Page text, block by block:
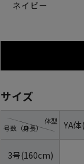
ネイビー
サイズ
号数（身長）
体型 YA
3号(160cm)